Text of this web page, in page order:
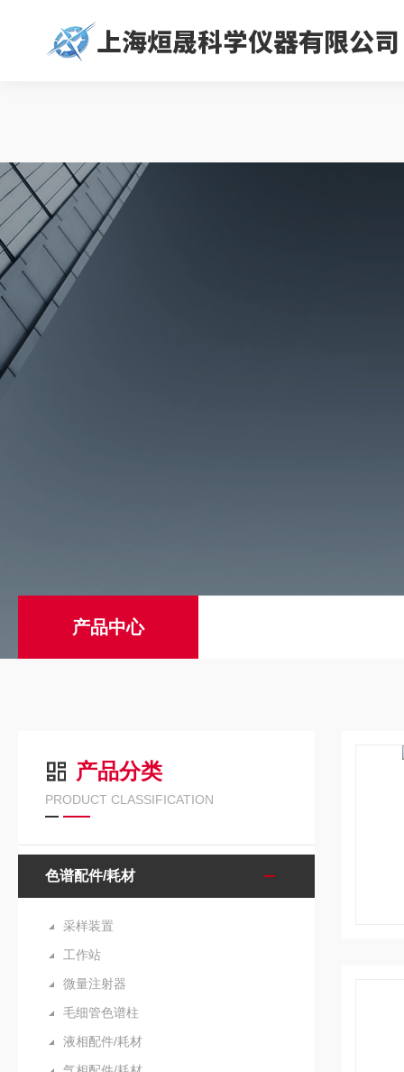
产品中心
产品分类
PRODUCT CLASSIFICATION
色谱配件/耗材
采样装置
工作站
微量注射器
毛细管色谱柱
液相配件/耗材